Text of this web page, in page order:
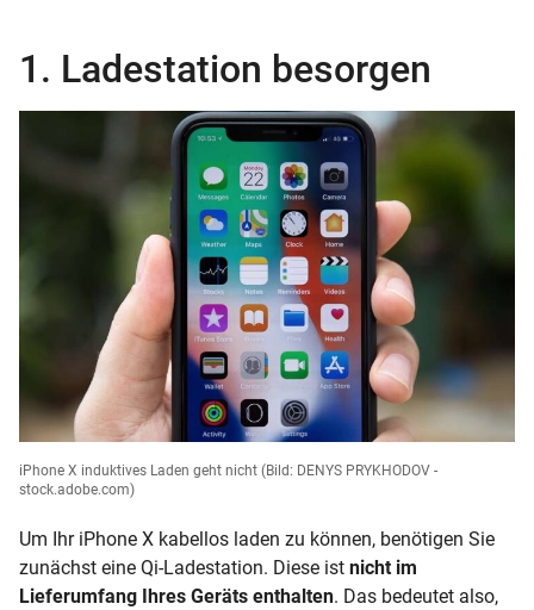
1. Ladestation besorgen
iPhone X induktives Laden geht nicht (Bild: DENYS PRYKHODOV -
stock.adobe.com)
Um Ihr iPhone X kabellos laden zu können, benötigen Sie
zunächst eine Qi-Ladestation. Diese ist nicht im
Lieferumfang Ihres Geräts enthalten. Das bedeutet also,